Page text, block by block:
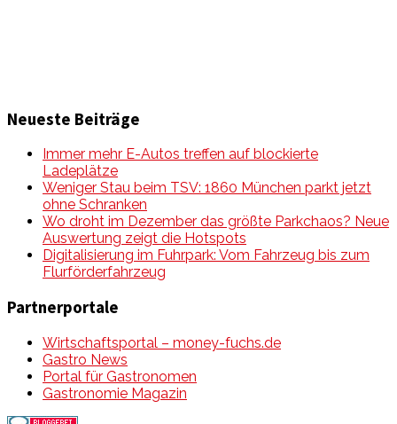
Neueste Beiträge
Immer mehr E-Autos treffen auf blockierte
Ladeplätze
Weniger Stau beim TSV: 1860 München parkt jetzt
ohne Schranken
Wo droht im Dezember das größte Parkchaos? Neue
Auswertung zeigt die Hotspots
Digitalisierung im Fuhrpark: Vom Fahrzeug bis zum
Flurförderfahrzeug
Partnerportale
Wirtschaftsportal – money-fuchs.de
Gastro News
Portal für Gastronomen
Gastronomie Magazin